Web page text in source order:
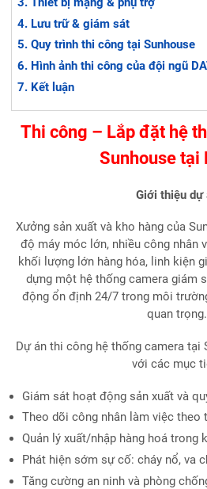
Lưu trữ & giám sát
Quy trình thi công tại Sunhouse
Hình ảnh thi công của đội ngũ
Kết luận
Thi công – Lắp đặt hệ
Sunhouse tại
Giới thiệu dự
Xưởng sản xuất và kho hàng của
độ máy móc lớn, nhiều công nhân
khối lượng lớn hàng hóa, linh kiện
dựng một hệ thống camera giám
động ổn định 24/7 trong môi
quan trọng.
Dự án thi công hệ thống camera tại
với các mục
Giám sát hoạt động sản xuất và
Theo dõi công nhân làm việc theo
Quản lý xuất/nhập hàng hoá trong
Phát hiện sớm sự cố: cháy nổ, va
Tăng cường an ninh và phòng